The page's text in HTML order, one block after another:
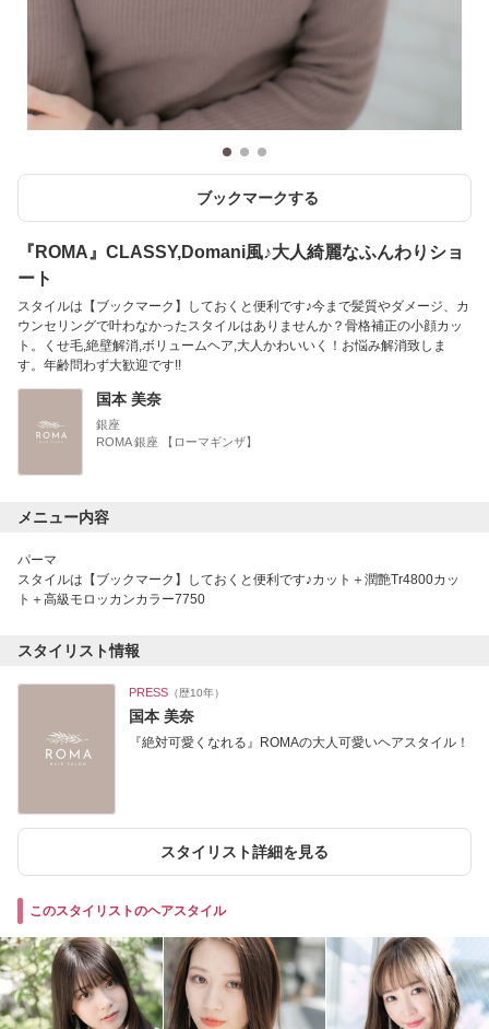
ブックマークする
『ROMA』CLASSY,Domani風♪大人綺麗なふんわりショ
ート
スタイルは【ブックマーク】しておくと便利です♪今まで髪質やダメージ、カ
ウンセリングで叶わなかったスタイルはありませんか？骨格補正の小顔カッ
ト。くせ毛,絶壁解消,ボリュームヘア,大人かわいいく！お悩み解消致しま
す。年齢問わず大歓迎です!!
国本 美奈
銀座
ROMA 銀座 【ローマギンザ】
メニュー内容
パーマ
スタイルは【ブックマーク】しておくと便利です♪カット＋潤艶Tr4800カッ
ト＋高級モロッカンカラー7750
スタイリスト情報
PRESS （歴10年）
国本 美奈
『絶対可愛くなれる』ROMAの大人可愛いヘアスタイル！
スタイリスト詳細を見る
このスタイリストのヘアスタイル